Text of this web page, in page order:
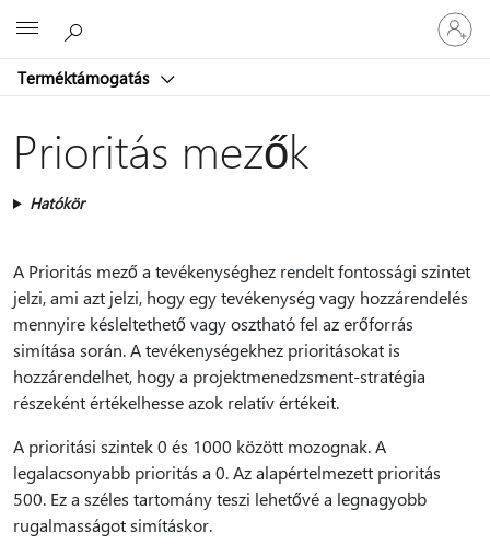
Terméktámogatás
be
a
Prioritás mezők
Hatókör
A Prioritás mező a tevékenységhez rendelt fontossági szintet
jelzi, ami azt jelzi, hogy egy tevékenység vagy hozzárendelés
mennyire késleltethető vagy osztható fel az erőforrás
simítása során. A tevékenységekhez prioritásokat is
hozzárendelhet, hogy a projektmenedzsment-stratégia
részeként értékelhesse azok relatív értékeit.
A prioritási szintek 0 és 1000 között mozognak. A
legalacsonyabb prioritás a 0. Az alapértelmezett prioritás
500. Ez a széles tartomány teszi lehetővé a legnagyobb
rugalmasságot simításkor.